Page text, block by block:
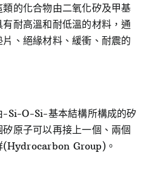
的化合物由二氧化矽及甲基
耐高溫和耐低溫的材料，通
、絕緣材料、緩衝、耐震的
-Si-O-Si-基本結構所構成的矽
原子可以再接上一個、兩個
(Hydrocarbon Group)。